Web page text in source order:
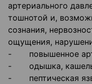
артериального
тошнотой и,
сознания,
ощущения,
- повышенное
- одышка, кашель,
- пептическая